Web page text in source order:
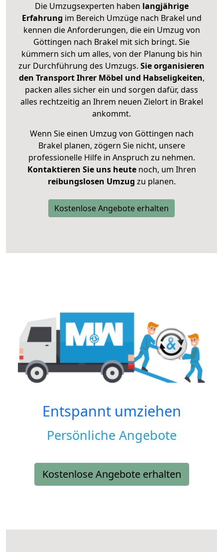
Die Umzugsexperten haben langjährige
Erfahrung im Bereich Umzüge nach Brakel und
kennen die Anforderungen, die ein Umzug von
Göttingen nach Brakel mit sich bringt. Sie
kümmern sich um alles, von der Planung bis hin
zur Durchführung des Umzugs. Sie organisieren
den Transport Ihrer Möbel und Habseligkeiten,
packen alles sicher ein und sorgen dafür, dass
alles rechtzeitig an Ihrem neuen Zielort in Brakel
ankommt.
Wenn Sie einen Umzug von Göttingen nach
Brakel planen, zögern Sie nicht, unsere
professionelle Hilfe in Anspruch zu nehmen.
Kontaktieren Sie uns heutenoch, um Ihren
reibungslosen Umzug zu planen.
Kostenlose Angebote erhalten
Entspannt umziehen
Persönliche Angebote
Kostenlose Angebote erhalten